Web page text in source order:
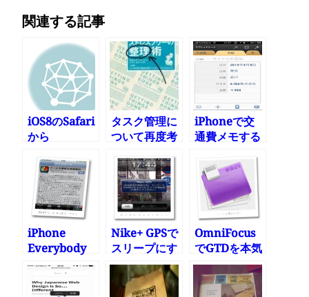
関連する記事
iOS8のSafari
から
を呼び出す
タスク管理に
ついて再度考
iPhoneで交
通費メモする
Numbersの
フォームが使
える
iPhone
Everybody
キャンペーン
のエブリバデ
ィに含まれて
Nike+ GPSで
スリープにす
るとエラー表
OmniFocus
でGTDを本気
でやり始めて
2ヵ月ぐらい
経ちました